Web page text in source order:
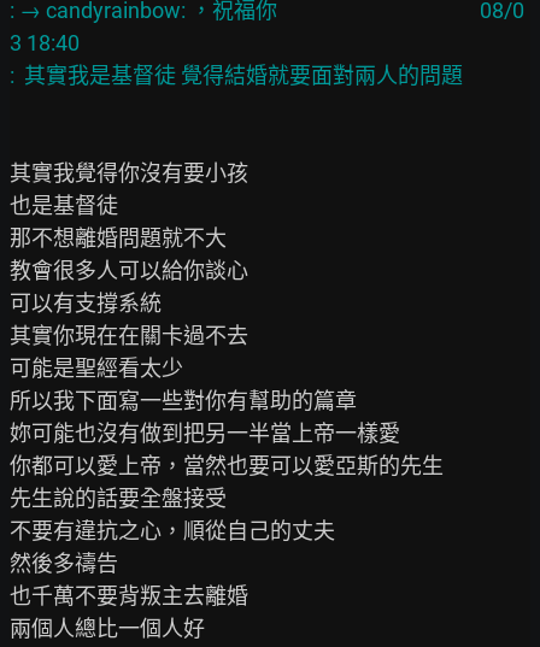
: → candyrainbow: ，祝福你                                          08/0
3 18:40
:  其實我是基督徒 覺得結婚就要面對兩人的問題
其實我覺得你沒有要小孩
也是基督徒
那不想離婚問題就不大
教會很多人可以給你談心
可以有支撐系統
其實你現在在關卡過不去
可能是聖經看太少
所以我下面寫一些對你有幫助的篇章
妳可能也沒有做到把另一半當上帝一樣愛
你都可以愛上帝，當然也要可以愛亞斯的先生
先生說的話要全盤接受
不要有違抗之心，順從自己的丈夫
然後多禱告
也千萬不要背叛主去離婚
兩個人總比一個人好